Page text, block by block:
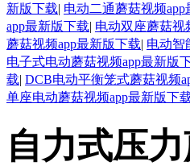
新版下载| 电动二通蘑菇视频app
app最新版下载| 电动双座蘑菇视
蘑菇视频app最新版下载| 电动智
电子式电动蘑菇视频app最新版
载| DCB电动平衡笼式蘑菇视频
单座电动蘑菇视频app最新版下
自力式压